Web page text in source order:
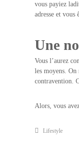
vous payiez
adresse et vous
Une
Vous l’aurez
les moyens. On
contravention.
Alors, vous
Lifestyle